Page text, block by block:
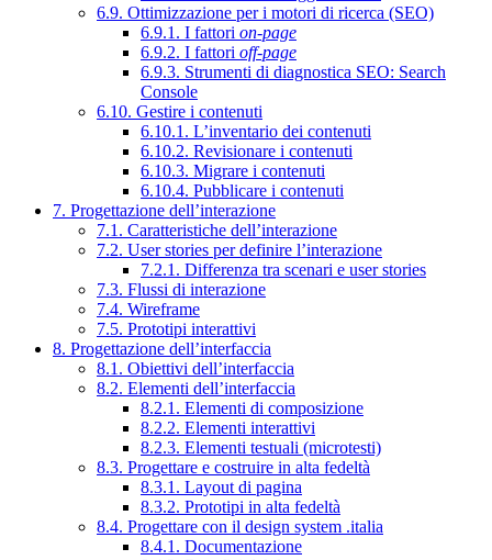
6.9. Ottimizzazione per i motori di ricerca (SEO)
6.9.1. I fattori on-page
6.9.2. I fattori off-page
6.9.3. Strumenti di diagnostica SEO: Search
Console
6.10. Gestire i contenuti
6.10.1. L’inventario dei contenuti
6.10.2. Revisionare i contenuti
6.10.3. Migrare i contenuti
6.10.4. Pubblicare i contenuti
7. Progettazione dell’interazione
7.1. Caratteristiche dell’interazione
7.2. User stories per definire l’interazione
7.2.1. Differenza tra scenari e user stories
7.3. Flussi di interazione
7.4. Wireframe
7.5. Prototipi interattivi
8. Progettazione dell’interfaccia
8.1. Obiettivi dell’interfaccia
8.2. Elementi dell’interfaccia
8.2.1. Elementi di composizione
8.2.2. Elementi interattivi
8.2.3. Elementi testuali (microtesti)
8.3. Progettare e costruire in alta fedeltà
8.3.1. Layout di pagina
8.3.2. Prototipi in alta fedeltà
8.4. Progettare con il design system .italia
8.4.1. Documentazione